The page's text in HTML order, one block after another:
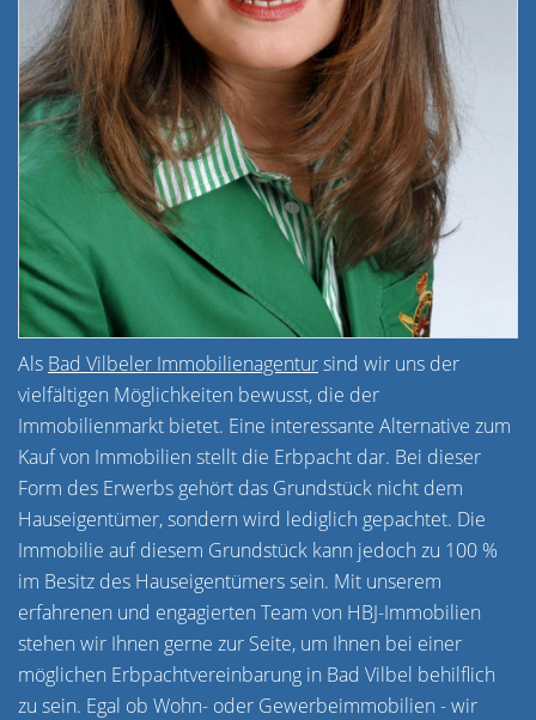
Als Bad Vilbeler Immobilienagentursind wir uns der
vielfältigen Möglichkeiten bewusst, die der
Immobilienmarkt bietet. Eine interessante Alternative zum
Kauf von Immobilien stellt die Erbpacht dar. Bei dieser
Form des Erwerbs gehört das Grundstück nicht dem
Hauseigentümer, sondern wird lediglich gepachtet. Die
Immobilie auf diesem Grundstück kann jedoch zu 100 %
im Besitz des Hauseigentümers sein. Mit unserem
erfahrenen und engagierten Team von HBJ-Immobilien
stehen wir Ihnen gerne zur Seite, um Ihnen bei einer
möglichen Erbpachtvereinbarung in Bad Vilbel behilflich
zu sein. Egal ob Wohn- oder Gewerbeimmobilien - wir